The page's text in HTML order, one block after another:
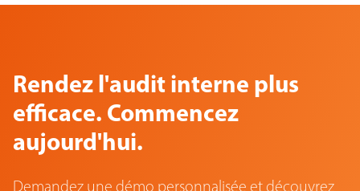
Rendez l'audit interne plus
efficace. Commencez
aujourd'hui.
Demandez une démo personnalisée et découvrez